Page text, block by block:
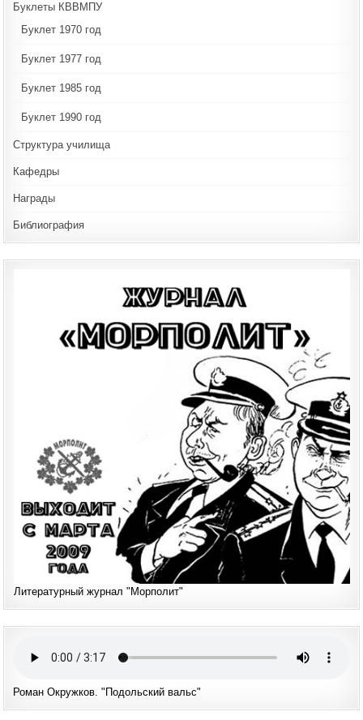
Буклеты КВВМПУ
Буклет 1970 год
Буклет 1977 год
Буклет 1985 год
Буклет 1990 год
Структура училища
Кафедры
Награды
Библиография
Литературный журнал "Морполит"
Роман Окружков. "Подольский вальс"